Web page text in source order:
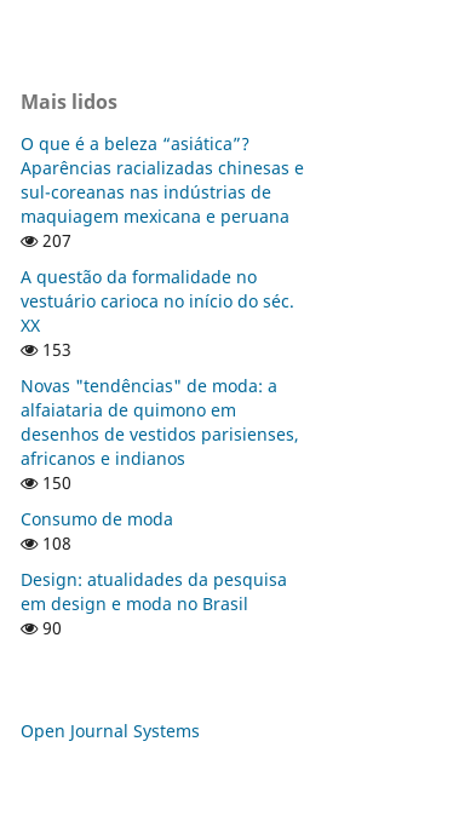
Mais lidos
O que é a beleza “asiática”?
Aparências racializadas chinesas e
sul-coreanas nas indústrias de
maquiagem mexicana e peruana
207
A questão da formalidade no
vestuário carioca no início do séc.
XX
153
Novas "tendências" de moda: a
alfaiataria de quimono em
desenhos de vestidos parisienses,
africanos e indianos
150
Consumo de moda
108
Design: atualidades da pesquisa
em design e moda no Brasil
90
Open Journal Systems